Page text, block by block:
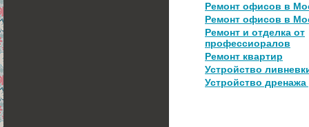
Ремонт офисов в
Ремонт офисов в
Ремонт и отделка от
профессиоралов
Ремонт квартир
Устройство
Устройство дренажа